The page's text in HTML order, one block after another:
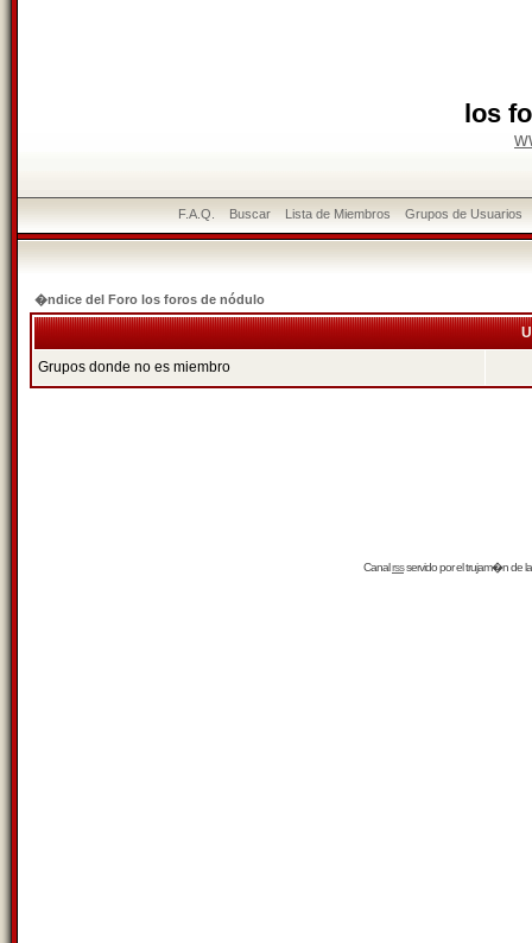
los
F.A.Q. Buscar Lista de Miembros Grupos de Usuarios
�ndice del Foro los foros de nódulo
Grupos donde no es miembro
Canalrssservido por eltrujam�nde